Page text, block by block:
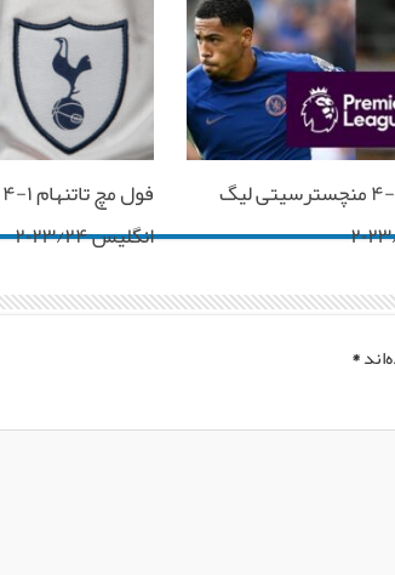
فول مچ چلسی ۴-۴ منچسترسیتی لیگ
انگلیس ۲۰۲۳/۲۴
*